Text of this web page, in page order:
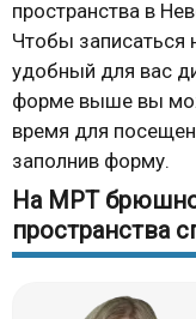
пространства в
Чтобы записаться
удобный для вас
форме выше вы
время для
заполнив форму.
На МРТ
пространства